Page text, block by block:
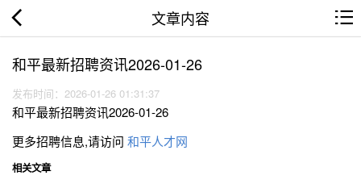
文章内容
和平最新招聘资讯2026-01-26
发布时间：2026-01-26 01:31:37
和平最新招聘资讯2026-01-26
更多招聘信息,请访问 和平人才网
相关文章